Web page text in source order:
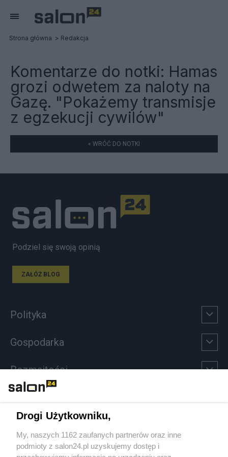
Strona główna Redakcja
Komentarze do notki: Hamas
grozi odwetem za naloty na
Gazę. "Pokażemy transmisje
z egzekucji cywilów"
« WRÓĆ DO NOTKI
Podziel się swoją opinią
ZAŁÓŻ BLOG
Polityka
Gospodarka
Rozmaitości
Sport
Społeczeństwo
Drogi Użytkowniku,
My, naszych 1162 zaufanych partnerów oraz inne
podmioty z salon24.pl uzyskujemy dostęp i